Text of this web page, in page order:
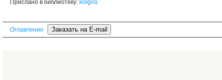
Прислано в библиотеку: kolgira
Оглавление